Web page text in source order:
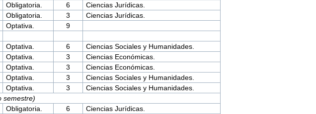
Obligatoria. 6
Ciencias Jurídicas.
Obligatoria. 3
Ciencias Jurídicas.
Optativa.
9
Optativa. 6
Ciencias Sociales y Humanidades.
Optativa. 3
Ciencias Económicas.
Optativa. 3
Ciencias Económicas.
Optativa. 3
Ciencias Sociales y Humanidades.
Optativa. 3
Ciencias Sociales y Humanidades.
semestre)
Obligatoria. 6
Ciencias Jurídicas.